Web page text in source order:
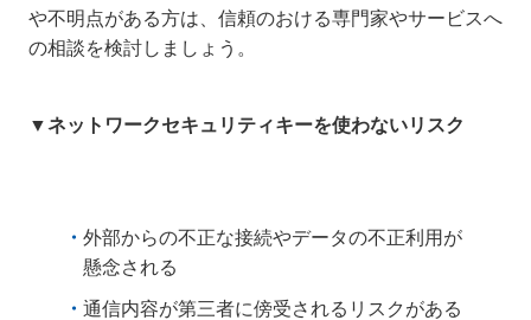
や不明点がある方は、信頼のおける専門家やサービスへ
の相談を検討しましょう。
▼ネットワークセキュリティキーを使わないリスク
外部からの不正な接続やデータの不正利用が
懸念される
通信内容が第三者に傍受されるリスクがある